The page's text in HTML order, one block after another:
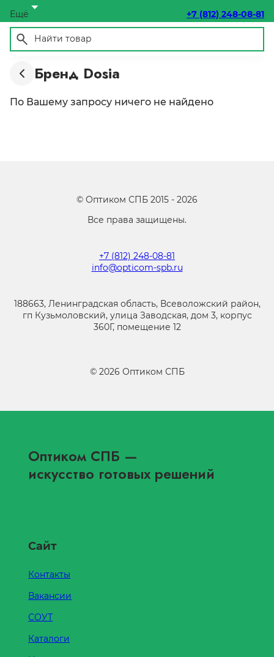
Ещё +7 (812) 248-08-81
Бренд Dosia
По Вашему запросу ничего не найдено
© Оптиком СПБ 2015 - 2026
Все права защищены.
+7 (812) 248-08-81
info@opticom-spb.ru
188663, Ленинградская область, Всеволожский район,
гп Кузьмоловский, улица Заводская, дом 3, корпус
360Г, помещение 12
© 2026 Оптиком СПБ
Оптиком СПБ —
искусство готовых решений
Сайт
Контакты
Вакансии
СОУТ
Каталоги